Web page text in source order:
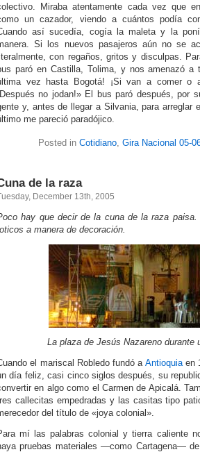
Miraba atentamente cada vez que
un cazador, viendo a cuántos podía
así sucedía, cogía la maleta y la
Si los nuevos pasajeros aún no se
con regaños, gritos y disculpas.
paró en Castilla, Tolima, y nos amenazó a
vez hasta Bogotá! ¡Si van a comer
no jodan!» El bus paró después, por
y, antes de llegar a Silvania, para arreglar
me pareció paradójico.
Posted in Cotidiano, Gira Nacional 05-
de la raza
December 13th, 2005
hay que decir de la cuna de la raza
a manera de decoración.
La plaza de Jesús Nazareno durante
el mariscal Robledo fundó a Antioquiaen
día feliz, casi cinco siglos después, su
en algo como el Carmen de Apicalá.
callecitas empedradas y las casitas tipo
del título de «joya colonial».
mí las palabras colonial y tierra caliente
pruebas materiales —como Cartagena—